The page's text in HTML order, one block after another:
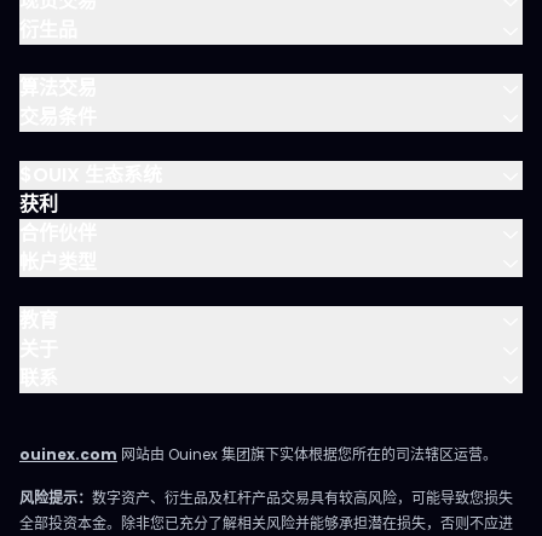
获利
ouinex.com 网站由 Ouinex 集团旗下实体根据您所在的司法辖区运营。
风险提示： 数字资产、衍生品及杠杆产品交易具有较高风险，可能导致您损失
全部投资本金。除非您已充分了解相关风险并能够承担潜在损失，否则不应进